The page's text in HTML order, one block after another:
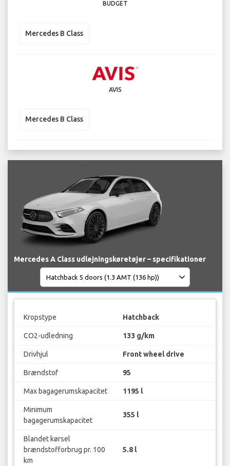
BUDGET
Mercedes B Class
AVIS
Mercedes B Class
Mercedes A Class udlejningskøretøjer – specifikationer
Kropstype Hatchback
CO2-udledning 133 g/km
Drivhjul Front wheel drive
Brændstof 95
Max bagagerumskapacitet 1195 l
Minimum
bagagerumskapacitet
355 l
Blandet kørsel
brændstofforbrug pr. 100
km
5.8 l